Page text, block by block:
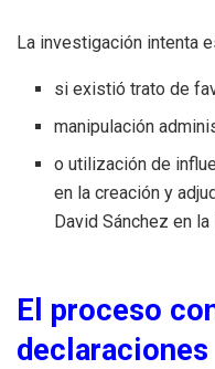
La investigación intenta
si existió trato de
manipulación
o utilización de
en la creación y
David Sánchez en
El proceso
declaraciones